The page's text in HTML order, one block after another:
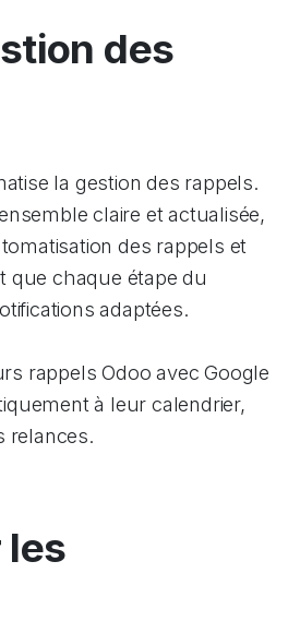
des
la gestion des rappels.
claire et actualisée,
des rappels et
que chaque étape du
adaptées.
rappels Odoo avec Google
à leur calendrier,
relances.
les